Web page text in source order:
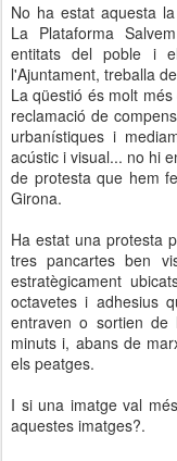
No ha estat aquesta
La Plataforma
entitats del poble i
l'Ajuntament, treballa
La qüestió és molt
reclamació de
urbanístiques i
acústic i visual... no hi
de protesta que hem
Girona.
Ha estat una protesta
tres pancartes ben
estratègicament
octavetes i adhesius
entraven o sortien
minuts i, abans de
els peatges.
I si una imatge val
aquestes imatges?.